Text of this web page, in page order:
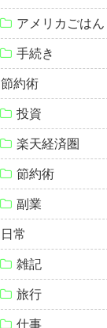
アメリカごはん
手続き
節約術
投資
楽天経済圏
節約術
副業
日常
雑記
旅行
仕事